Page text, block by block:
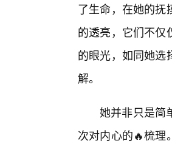
了生命，在她的抚
的透亮，它们不仅
的眼光，如同她选
解。
她并非只是简
次对内心的🔥梳理